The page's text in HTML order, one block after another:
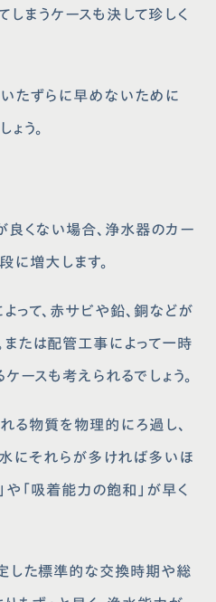
しまうケースも決して珍しく
たずらに早めないために
う。
くない場合、浄水器のカー
に増大します。
って、赤サビや鉛、銅などが
または配管工事によって一時
ースも考えられるでしょう。
る物質を物理的にろ過し、
にそれらが多ければ多いほ
や「吸着能力の飽和」が早く
した標準的な交換時期や総